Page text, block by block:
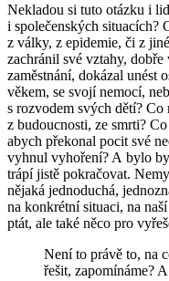
Nekladou si tuto otázku i
i společenských situacích?
z války, z epidemie, či z
zachránil své vztahy,
zaměstnání, dokázal unést
věkem, se svojí nemocí,
s rozvodem svých dětí? Co
z budoucnosti, ze smrti?
abych překonal pocit své
vyhnul vyhoření? A bylo
trápí jistě pokračovat.
nějaká jednoduchá,
na konkrétní situaci, na
ptát, ale také něco pro
Není to právě to, na
řešit, zapomínáme?